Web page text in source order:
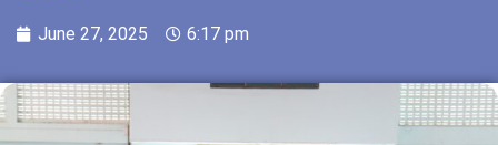
June 27, 2025 6:17 pm